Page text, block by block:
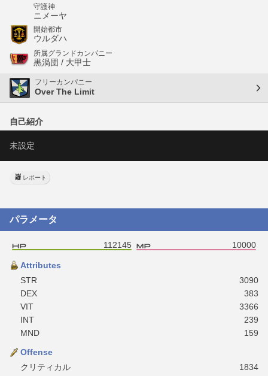
守護神
ニメーヤ
開始都市
ウルダハ
所属グランドカンパニー
黒渦団 / 大甲士
フリーカンパニー
Over The Limit
自己紹介
未設定
レポート
パラメータ
112145 10000
Attributes
STR
3090
DEX
383
VIT
3366
INT
239
MND
159
Offense
クリティカル
1834